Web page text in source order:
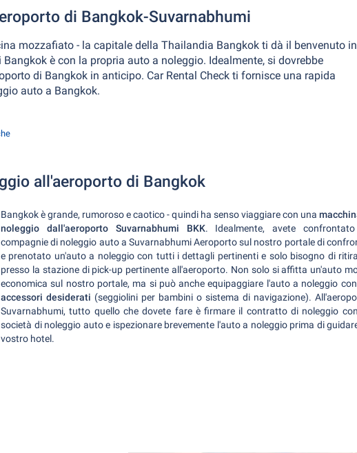
di Bangkok-Suvarnabhumi
mozzafiato - la capitale della Thailandia Bangkok ti dà il benvenuto in
è con la propria auto a noleggio. Idealmente, si dovrebbe
di Bangkok in anticipo. Car Rental Check ti fornisce una rapida
auto a Bangkok.
all'aeroporto di Bangkok
Bangkok è grande, rumoroso e caotico - quindi ha senso viaggiare con una
noleggio dall'aeroporto Suvarnabhumi BKK. Idealmente, avete
compagnie di noleggio auto a Suvarnabhumi Aeroporto sul nostro portale di
e prenotato un'auto a noleggio con tutti i dettagli pertinenti e solo bisogno di
presso la stazione di pick-up pertinente all'aeroporto. Non solo si affitta un'auto
economica sul nostro portale, ma si può anche equipaggiare l'auto a noleggio
accessori desiderati (seggiolini per bambini o sistema di navigazione).
Suvarnabhumi, tutto quello che dovete fare è firmare il contratto di noleggio
società di noleggio auto e ispezionare brevemente l'auto a noleggio prima di
vostro hotel.